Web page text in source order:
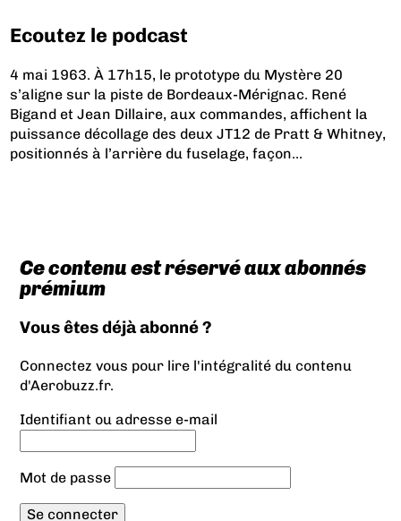
Ecoutez le podcast
4 mai 1963. À 17h15, le prototype du Mystère 20
s’aligne sur la piste de Bordeaux-Mérignac. René
Bigand et Jean Dillaire, aux commandes, affichent la
puissance décollage des deux JT12 de Pratt & Whitney,
positionnés à l’arrière du fuselage, façon...
Ce contenu est réservé aux abonnés
prémium
Vous êtes déjà abonné ?
Connectez vous pour lire l'intégralité du contenu
d'Aerobuzz.fr.
Identifiant ou adresse e-mail
Mot de passe